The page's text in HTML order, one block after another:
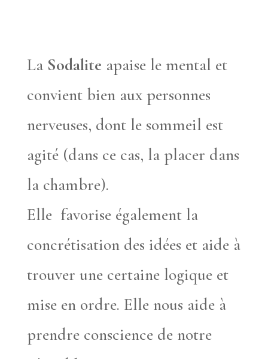
La Sodalite apaise le mental et
convient bien aux personnes
nerveuses, dont le sommeil est
agité (dans ce cas, la placer dans
la chambre).
Elle favorise également la
concrétisation des idées et aide à
trouver une certaine logique et
mise en ordre. Elle nous aide à
prendre conscience de notre